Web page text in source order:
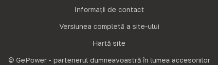
Informații de contact
Versiunea completă a site-ului
Hartă site
© GePower - partenerul dumneavoastră în lumea accesoriilor